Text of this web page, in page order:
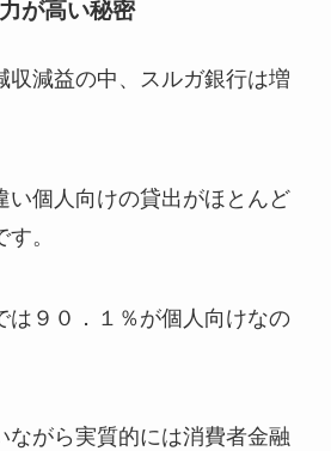
が高い秘密
収減益の中、スルガ銀行は増
い個人向けの貸出がほとんど
。
は９０．１％が個人向けなの
ながら実質的には消費者金融